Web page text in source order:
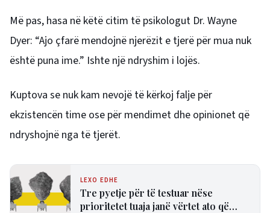
Më pas, hasa në këtë citim të psikologut Dr. Wayne
Dyer: “Ajo çfarë mendojnë njerëzit e tjerë për mua nuk
është puna ime.” Ishte një ndryshim i lojës.
Kuptova se nuk kam nevojë të kërkoj falje për
ekzistencën time ose për mendimet dhe opinionet që
ndryshojnë nga të tjerët.
LEXO EDHE
Tre pyetje për të testuar nëse
prioritetet tuaja janë vërtet ato që